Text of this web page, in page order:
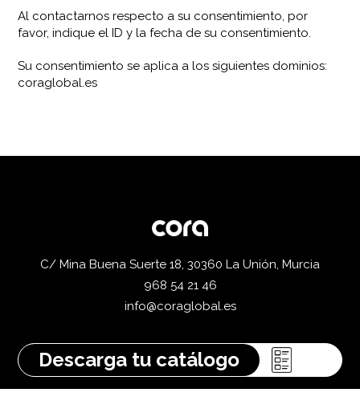
Al contactarnos respecto a su consentimiento, por
favor, indique el ID y la fecha de su consentimiento.
Su consentimiento se aplica a los siguientes dominios:
coraglobal.es
C/ Mina Buena Suerte 18, 30360 La Unión, Murcia
968 54 21 46
info@coraglobal.es
Descarga tu catálogo